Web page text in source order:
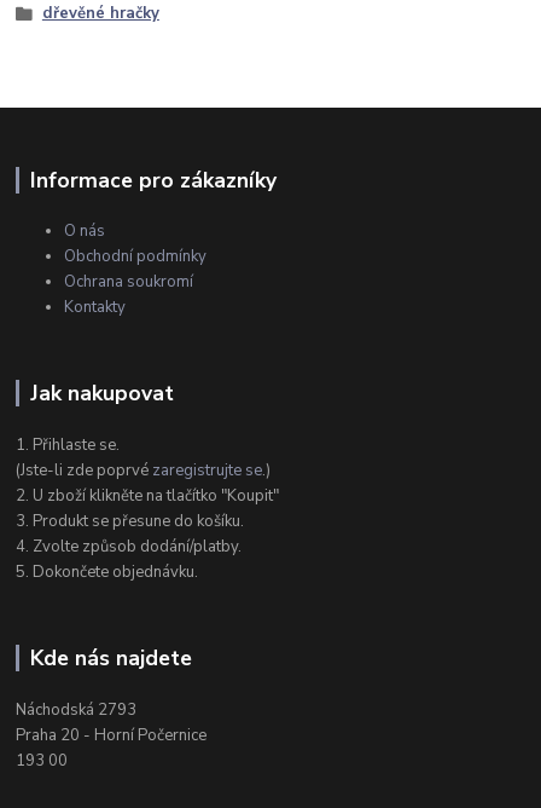
dřevěné hračky
Informace pro zákazníky
O nás
Obchodní podmínky
Ochrana soukromí
Kontakty
Jak nakupovat
1. Přihlaste se.
(Jste-li zde poprvé zaregistrujte se.)
2. U zboží klikněte na tlačítko "Koupit"
3. Produkt se přesune do košíku.
4. Zvolte způsob dodání/platby.
5. Dokončete objednávku.
Kde nás najdete
Náchodská 2793
Praha 20 - Horní Počernice
193 00